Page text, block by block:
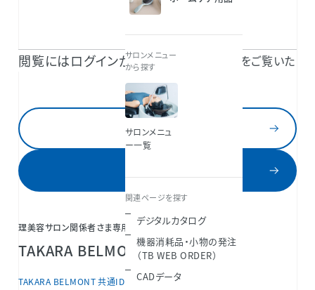
サロンメニュー
から探す
サロンメニュ
ー一覧
関連ページを探す
デジタルカタログ
機器消耗品・小物の発注
（TB WEB ORDER）
CADデータ
閲覧にはログインが必要です。
TAKARA BELMONT 共通IDのご登録で続きをご覧いた
だけます。
ログイン
理美容サロン関係者さま専用会員サービス
TAKARA BELMONT共通IDとは？
TAKARA BELMONT 共通IDについて